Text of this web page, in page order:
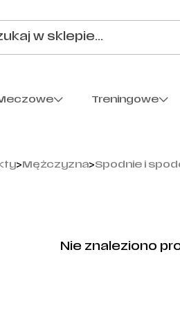
Treningowe
>Mężczyzna>Spodnie i
Nie znaleziono